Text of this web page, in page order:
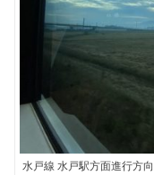
水戸線 水戸駅方面進行方